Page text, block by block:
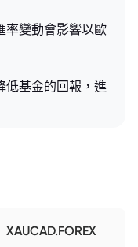
率變動會影響以歐
低基金的回報，進
XAUCAD.FOREX